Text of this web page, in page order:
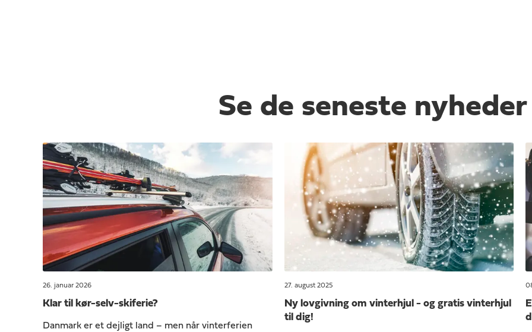
Se de seneste
26. januar 2026
Klar til kør-selv-skiferie?
Danmark er et dejligt land – men når vinterferien
27. august 2025
Ny lovgivning om vinterhjul - og gratis vinterhjul
til dig!